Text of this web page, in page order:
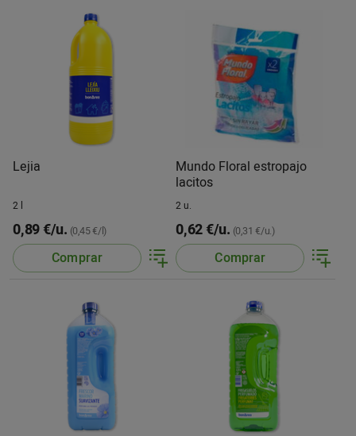
Lejia
2 l
0,89 €/u. (0,45 €/l)
Comprar
Mundo Floral estropajo
lacitos
2 u.
0,62 €/u. (0,31 €/u.)
Comprar